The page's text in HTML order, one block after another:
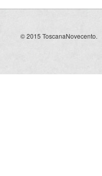
© 2015 ToscanaNovecento.